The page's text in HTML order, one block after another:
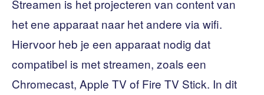
Streamen is het projecteren van content van
het ene apparaat naar het andere via wifi.
Hiervoor heb je een apparaat nodig dat
compatibel is met streamen, zoals een
Chromecast, Apple TV of Fire TV Stick. In dit